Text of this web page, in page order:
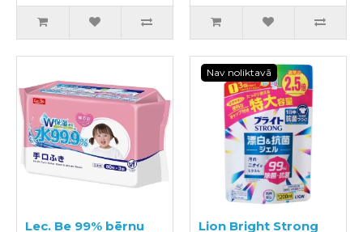
Lec. Be 99% bērnu
Nav noliktavā
Lion Bright Strong